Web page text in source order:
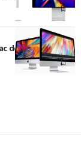
de 23 pulgadas